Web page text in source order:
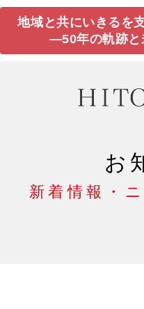
地域と共にいきるを
―50年の軌跡
お
新着情報・